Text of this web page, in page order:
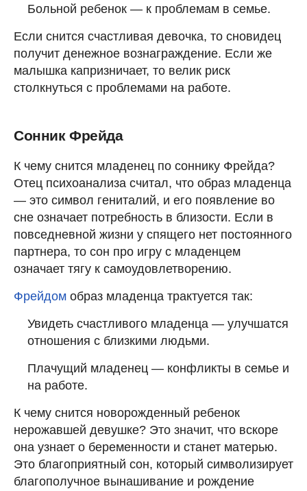
Больной ребенок — к проблемам в семье.
Если снится счастливая девочка, то сновидец
получит денежное вознаграждение. Если же
малышка капризничает, то велик риск
столкнуться с проблемами на работе.
Сонник Фрейда
К чему снится младенец по соннику Фрейда?
Отец психоанализа считал, что образ младенца
— это символ гениталий, и его появление во
сне означает потребность в близости. Если в
повседневной жизни у спящего нет постоянного
партнера, то сон про игру с младенцем
означает тягу к самоудовлетворению.
Фрейдом образ младенца трактуется так:
Увидеть счастливого младенца — улучшатся
отношения с близкими людьми.
Плачущий младенец — конфликты в семье и
на работе.
К чему снится новорожденный ребенок
нерожавшей девушке? Это значит, что вскоре
она узнает о беременности и станет матерью.
Это благоприятный сон, который символизирует
благополучное вынашивание и рождение